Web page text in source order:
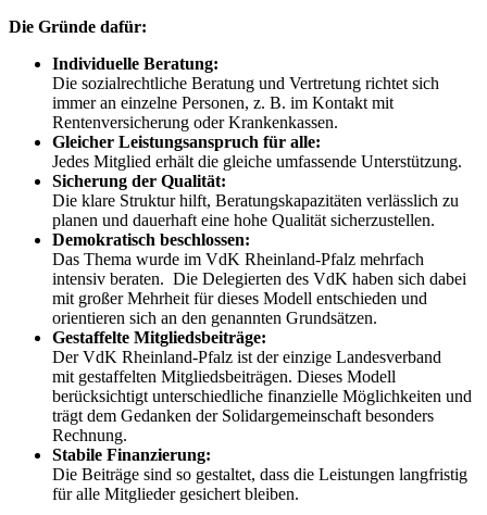
Die Gründe dafür:
Individuelle Beratung:
Die sozialrechtliche Beratung und Vertretung richtet sich
immer an einzelne Personen, z. B. im Kontakt mit
Rentenversicherung oder Krankenkassen.
Gleicher Leistungsanspruch für alle:
Jedes Mitglied erhält die gleiche umfassende Unterstützung.
Sicherung der Qualität:
Die klare Struktur hilft, Beratungskapazitäten verlässlich zu
planen und dauerhaft eine hohe Qualität sicherzustellen.
Demokratisch beschlossen:
Das Thema wurde im VdK Rheinland-Pfalz mehrfach
intensiv beraten. Die Delegierten des VdK haben sich dabei
mit großer Mehrheit für dieses Modell entschieden und
orientieren sich an den genannten Grundsätzen.
Gestaffelte Mitgliedsbeiträge:
Der VdK Rheinland-Pfalz ist der einzige Landesverband
mit gestaffelten Mitgliedsbeiträgen. Dieses Modell
berücksichtigt unterschiedliche finanzielle Möglichkeiten und
trägt dem Gedanken der Solidargemeinschaft besonders
Rechnung.
Stabile Finanzierung:
Die Beiträge sind so gestaltet, dass die Leistungen langfristig
für alle Mitglieder gesichert bleiben.